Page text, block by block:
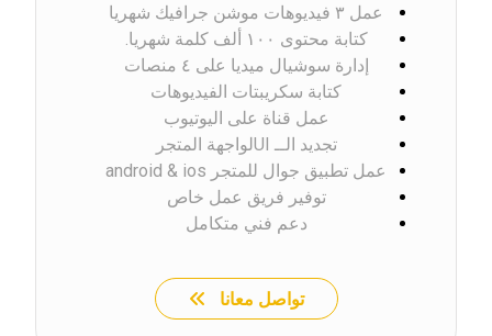
عمل ٣ فيديوهات موشن جرافيك شهريا
كتابة محتوى ١٠٠ ألف كلمة شهريا.
إدارة سوشيال ميديا على ٤ منصات
كتابة سكريبتات الفيديوهات
عمل قناة على اليوتيوب
تجديد الــ UIلواجهة المتجر
عمل تطبيق جوال للمتجر android & ios
توفير فريق عمل خاص
دعم فني متكامل
تواصل معانا